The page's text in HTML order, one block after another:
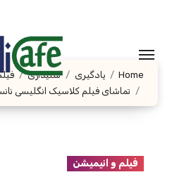
content
Home یادگیری شنیداری
تماشای فیلم کلاسیک انگلیسی
فیلم و انیمیشن